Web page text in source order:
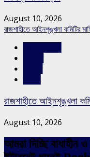
August 10, 2026
রাজশাহীতে আইনশৃঙ্খলা কমিটির
রাজশাহীতে আইনশৃঙ্খলা
August 10, 2026
আমরা দিচ্ছি বাধাহীন